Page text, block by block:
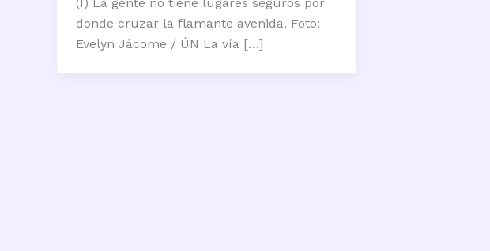
(I) La gente no tiene lugares seguros por
donde cruzar la flamante avenida. Foto:
Evelyn Jácome / ÚN La vía […]